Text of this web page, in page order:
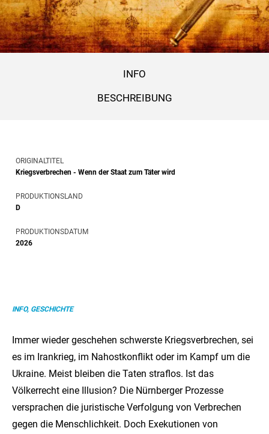
INFO
BESCHREIBUNG
ORIGINALTITEL
Kriegsverbrechen - Wenn der Staat zum Täter wird
PRODUKTIONSLAND
D
PRODUKTIONSDATUM
2026
INFO, GESCHICHTE
Immer wieder geschehen schwerste Kriegsverbrechen, sei
es im Irankrieg, im Nahostkonflikt oder im Kampf um die
Ukraine. Meist bleiben die Taten straflos. Ist das
Völkerrecht eine Illusion? Die Nürnberger Prozesse
versprachen die juristische Verfolgung von Verbrechen
gegen die Menschlichkeit. Doch Exekutionen von